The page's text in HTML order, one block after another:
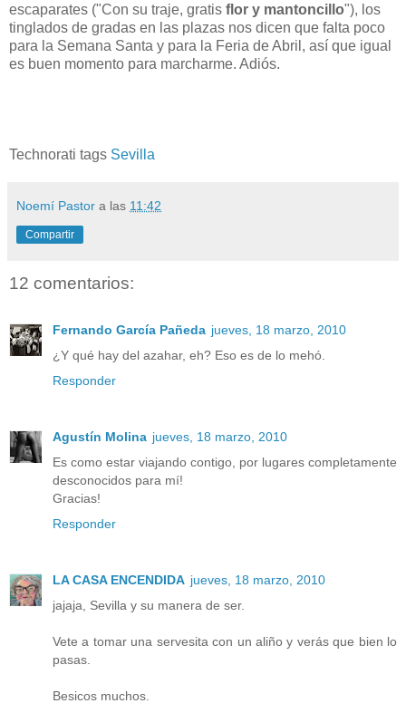
escaparates ("Con su traje, gratis flor y mantoncillo"), los
tinglados de gradas en las plazas nos dicen que falta poco
para la Semana Santa y para la Feria de Abril, así que igual
es buen momento para marcharme. Adiós.
Technorati tags Sevilla
Noemí Pastor a las 11:42
Compartir
12 comentarios:
Fernando García Pañeda jueves, 18 marzo, 2010
¿Y qué hay del azahar, eh? Eso es de lo mehó.
Responder
Agustín Molina jueves, 18 marzo, 2010
Es como estar viajando contigo, por lugares completamente
desconocidos para mí!
Gracias!
Responder
LA CASA ENCENDIDA jueves, 18 marzo, 2010
jajaja, Sevilla y su manera de ser.
Vete a tomar una servesita con un aliño y verás que bien lo
pasas.
Besicos muchos.